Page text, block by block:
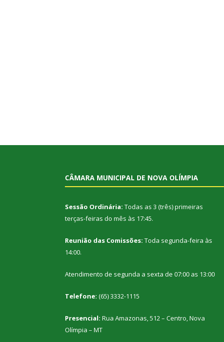
CÂMARA MUNICIPAL DE NOVA OLÍMPIA
Sessão Ordinária: Todas as 3 (três) primeiras
terças-feiras do mês às 17:45.
Reunião das Comissões: Toda segunda-feira às
14:00.
Atendimento de segunda a sexta de 07:00 as 13:00
Telefone: (65) 3332-1115
Presencial: Rua Amazonas, 512 – Centro, Nova
Olímpia – MT